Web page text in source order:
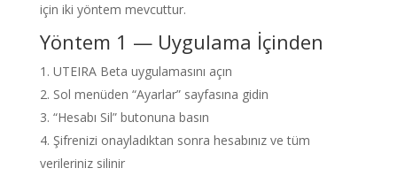
için iki yöntem mevcuttur.
Yöntem 1 — Uygulama İçinden
UTEIRA Beta uygulamasını açın
Sol menüden “Ayarlar” sayfasına gidin
“Hesabı Sil” butonuna basın
Şifrenizi onayladıktan sonra hesabınız ve tüm
verileriniz silinir